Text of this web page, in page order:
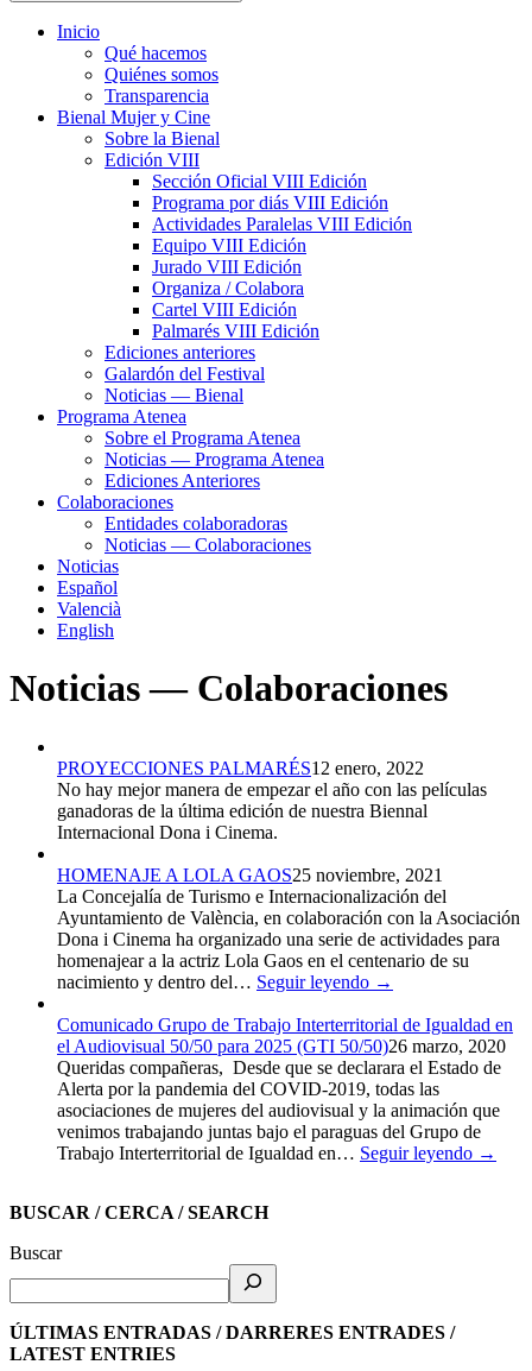
Inicio
Qué hacemos
Quiénes somos
Transparencia
Bienal Mujer y Cine
Sobre la Bienal
Edición VIII
Sección Oficial VIII Edición
Programa por diás VIII Edición
Actividades Paralelas VIII Edición
Equipo VIII Edición
Jurado VIII Edición
Organiza / Colabora
Cartel VIII Edición
Palmarés VIII Edición
Ediciones anteriores
Galardón del Festival
Noticias — Bienal
Programa Atenea
Sobre el Programa Atenea
Noticias — Programa Atenea
Ediciones Anteriores
Colaboraciones
Entidades colaboradoras
Noticias — Colaboraciones
Noticias
Español
Valencià
English
Noticias — Colaboraciones
PROYECCIONES PALMARÉS12 enero, 2022
No hay mejor manera de empezar el año con las películas
ganadoras de la última edición de nuestra Biennal
Internacional Dona i Cinema.
HOMENAJE A LOLA GAOS25 noviembre, 2021
La Concejalía de Turismo e Internacionalización del
Ayuntamiento de València, en colaboración con la Asociación
Dona i Cinema ha organizado una serie de actividades para
homenajear a la actriz Lola Gaos en el centenario de su
nacimiento y dentro del… Seguir leyendo →
Comunicado Grupo de Trabajo Interterritorial de Igualdad en
el Audiovisual 50/50 para 2025 (GTI 50/50)26 marzo, 2020
Queridas compañeras, Desde que se declarara el Estado de
Alerta por la pandemia del COVID-2019, todas las
asociaciones de mujeres del audiovisual y la animación que
venimos trabajando juntas bajo el paraguas del Grupo de
Trabajo Interterritorial de Igualdad en… Seguir leyendo →
BUSCAR / CERCA / SEARCH
Buscar
ÚLTIMAS ENTRADAS / DARRERES ENTRADES /
LATEST ENTRIES